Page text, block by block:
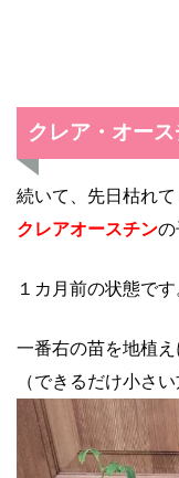
クレア・オース
続いて、先日枯れて
クレアオースチンの
１カ月前の状態です
一番右の苗を地植え
（できるだけ小さ